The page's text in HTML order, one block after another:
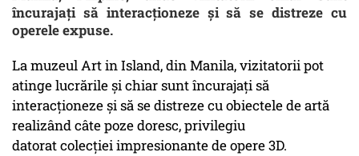
încurajați să interacționeze și să se distreze cu
operele expuse.
La muzeul Art in Island, din Manila, vizitatorii pot
atinge lucrările și chiar sunt încurajați să
interacționeze și să se distreze cu obiectele de artă
realizând câte poze doresc, privilegiu
datorat colecției impresionante de opere 3D.